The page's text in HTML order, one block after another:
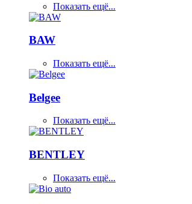
Показать ещё...
BAW
Показать ещё...
Belgee
Показать ещё...
BENTLEY
Показать ещё...